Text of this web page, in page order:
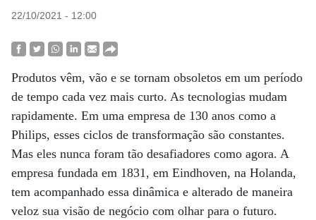
22/10/2021 - 12:00
Produtos vêm, vão e se tornam obsoletos em um período
de tempo cada vez mais curto. As tecnologias mudam
rapidamente. Em uma empresa de 130 anos como a
Philips, esses ciclos de transformação são constantes.
Mas eles nunca foram tão desafiadores como agora. A
empresa fundada em 1831, em Eindhoven, na Holanda,
tem acompanhado essa dinâmica e alterado de maneira
veloz sua visão de negócio com olhar para o futuro.